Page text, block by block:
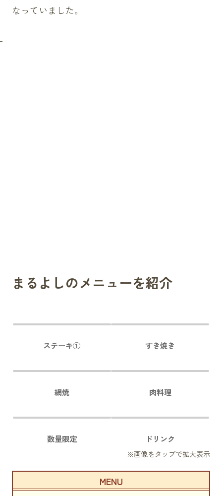
なっていました。
まるよしのメニューを紹介
ステーキ① すき焼き
網焼 肉料理
数量限定 ドリンク